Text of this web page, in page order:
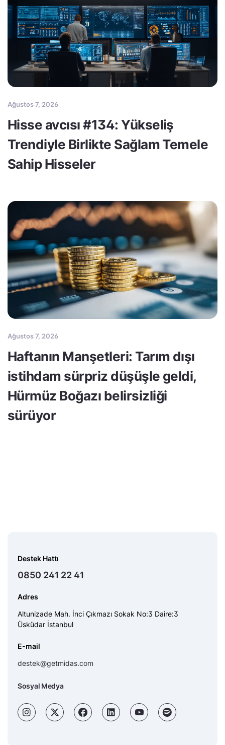
Ağustos 7, 2026
Hisse avcısı #134: Yükseliş
Trendiyle Birlikte Sağlam Temele
Sahip Hisseler
Ağustos 7, 2026
Haftanın Manşetleri: Tarım dışı
istihdam sürpriz düşüşle geldi,
Hürmüz Boğazı belirsizliği
sürüyor
Destek Hattı
0850 241 22 41
Adres
Altunizade Mah. İnci Çıkmazı Sokak No:3 Daire:3
Üsküdar İstanbul
E-mail
destek@getmidas.com
Sosyal Medya